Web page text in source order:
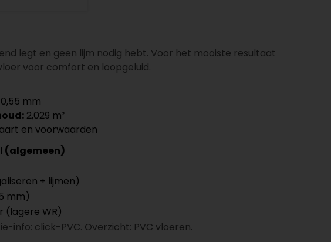
legt en geen lijm nodig hebt. Voor het mooiste resultaat
voor comfort en loopgeluid.
0,55 mm
2,029 m²
en voorwaarden
(algemeen)
+ lijmen)
mm)
(lagere WR)
info: click-PVC. Overzicht: PVC vloeren.